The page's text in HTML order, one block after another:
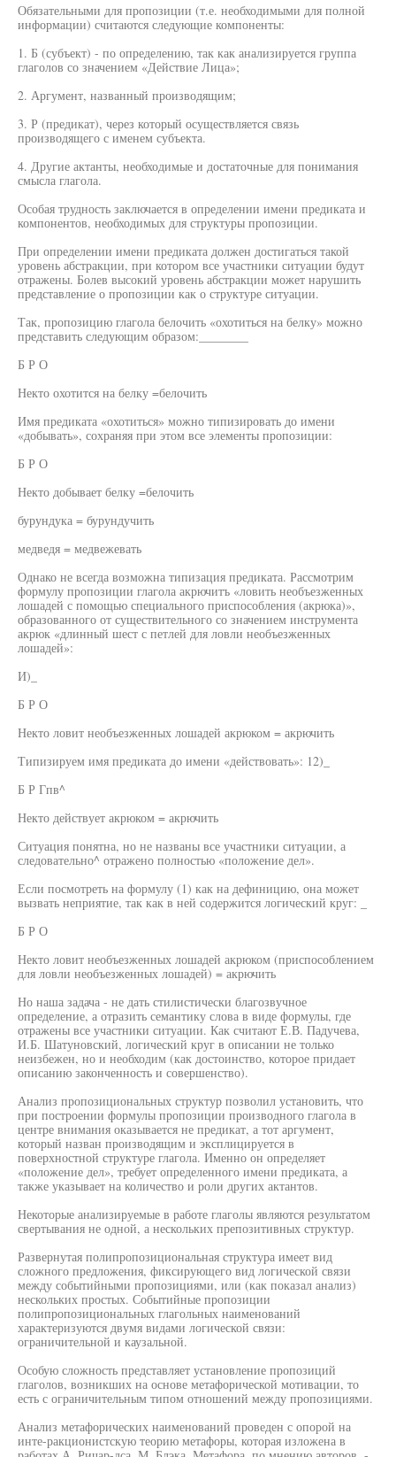
Обязательными для пропозиции (т.е. необходимыми для полной
информации) считаются следующие компоненты:
1. Б (субъект) - по определению, так как анализируется группа
глаголов со значением «Действие Лица»;
2. Аргумент, названный производящим;
3. Р (предикат), через который осуществляется связь
производящего с именем субъекта.
4. Другие актанты, необходимые и достаточные для понимания
смысла глагола.
Особая трудность заключается в определении имени предиката и
компонентов, необходимых для структуры пропозиции.
При определении имени предиката должен достигаться такой
уровень абстракции, при котором все участники ситуации будут
отражены. Болев высокий уровень абстракции может нарушить
представление о пропозиции как о структуре ситуации.
Так, пропозицию глагола белочить «охотиться на белку» можно
представить следующим образом:________
Б Р О
Некто охотится на белку =белочить
Имя предиката «охотиться» можно типизировать до имени
«добывать», сохраняя при этом все элементы пропозиции:
Б Р О
Некто добывает белку =белочить
бурундука = бурундучить
медведя = медвежевать
Однако не всегда возможна типизация предиката. Рассмотрим
формулу пропозиции глагола акрючитъ «ловить необъезженных
лошадей с помощью специального приспособления (акрюка)»,
образованного от существительного со значением инструмента
акрюк «длинный шест с петлей для ловли необъезженных
лошадей»:
И)_
Б Р О
Некто ловит необъезженных лошадей акрюком = акрючить
Типизируем имя предиката до имени «действовать»: 12)_
Б Р Гпв^
Некто действует акрюком = акрючить
Ситуация понятна, но не названы все участники ситуации, а
следовательно^ отражено полностью «положение дел».
Если посмотреть на формулу (1) как на дефиницию, она может
вызвать неприятие, так как в ней содержится логический круг: _
Б Р О
Некто ловит необъезженных лошадей акрюком (приспособлением
для ловли необъезженных лошадей) = акрючить
Но наша задача - не дать стилистически благозвучное
определение, а отразить семантику слова в виде формулы, где
отражены все участники ситуации. Как считают Е.В. Падучева,
И.Б. Шатуновский, логический круг в описании не только
неизбежен, но и необходим (как достоинство, которое придает
описанию законченность и совершенство).
Анализ пропозициональных структур позволил установить, что
при построении формулы пропозиции производного глагола в
центре внимания оказывается не предикат, а тот аргумент,
который назван производящим и эксплицируется в
поверхностной структуре глагола. Именно он определяет
«положение дел», требует определенного имени предиката, а
также указывает на количество и роли других актантов.
Некоторые анализируемые в работе глаголы являются результатом
свертывания не одной, а нескольких препозитивных структур.
Развернутая полипропозициональная структура имеет вид
сложного предложения, фиксирующего вид логической связи
между событийными пропозициями, или (как показал анализ)
нескольких простых. Событийные пропозиции
полипропозициональных глагольных наименований
характеризуются двумя видами логической связи:
ограничительной и каузальной.
Особую сложность представляет установление пропозиций
глаголов, возникших на основе метафорической мотивации, то
есть с ограничительным типом отношений между пропозициями.
Анализ метафорических наименований проведен с опорой на
инте-ракционистскую теорию метафоры, которая изложена в